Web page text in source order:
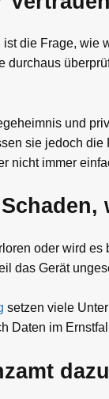
die Frage, wie
durchaus
und
sie jedoch
nicht immer
oder wird
das Gerät
setzen viele
Daten im